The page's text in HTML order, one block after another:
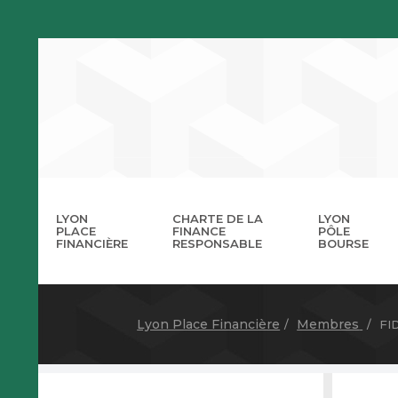
LYON
PLACE
FINANCIÈRE
La
CHARTE DE LA
FINANCE
RESPONSABLE
LYON
PÔLE
BOURSE
Lyon Place Financière Membres